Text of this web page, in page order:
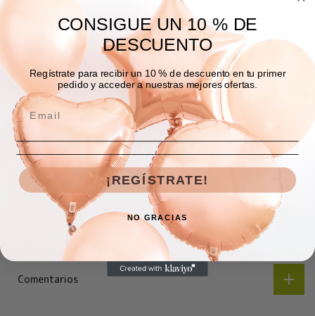
AGREGAR A LA BOLSA
Descripción
Envíos y devoluciones
Comentarios
CONSIGUE UN 10 % DE
DESCUENTO
Regístrate para recibir un 10 % de descuento en tu primer
pedido y acceder a nuestras mejores ofertas.
¡REGÍSTRATE!
NO GRACIAS